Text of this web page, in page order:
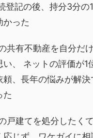
登記の後、持分3分の
かった
共有不動産を自分だ
い、 ネットの評価が1
頼、長年の悩みが解決
た
戸建てを処分したく